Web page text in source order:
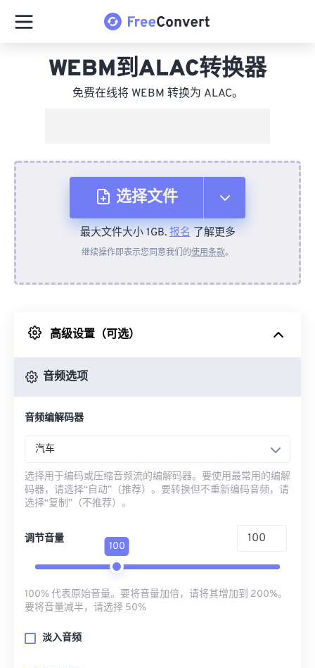
WEBM到ALAC转换器
免费在线将 WEBM 转换为 ALAC。
选择文件
从设备
来自 Google Drive
最大文件大小 1GB.报名了解更多
继续操作即表示您同意我们的使用条款。
高级设置（可选）
音频选项
音频编解码器
汽车
选择用于编码或压缩音频流的编解码器。要使用最常用的编解
码器，请选择“自动”（推荐）。要转换但不重新编码音频，请
选择“复制”（不推荐）。
调节音量
100
100% 代表原始音量。要将音量加倍，请将其增加到 200%。
要将音量减半，请选择 50%
淡入音频